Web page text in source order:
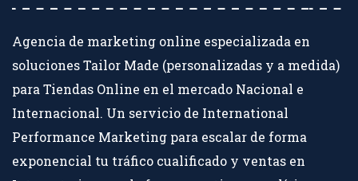
Agencia de marketing online especializada en
soluciones Tailor Made (personalizadas y a medida)
para Tiendas Online en el mercado Nacional e
Internacional. Un servicio de International
Performance Marketing para escalar de forma
exponencial tu tráfico cualificado y ventas en